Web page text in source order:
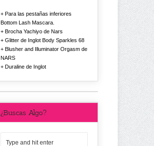
Para las pestañas inferiores
Bottom Lash Mascara.
Brocha Yachiyo de Nars
Glitter de Inglot Body Sparkles 68
Blusher and Illuminator Orgasm de
NARS
Duraline de Inglot
¿Buscas Algo?